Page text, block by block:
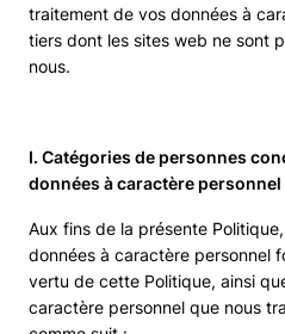
traitement de vos données à
tiers dont les sites web ne sont
nous.
I. Catégories de personnes
données à caractère personnel
Aux fins de la présente
données à caractère personnel
vertu de cette Politique, ainsi
caractère personnel que nous